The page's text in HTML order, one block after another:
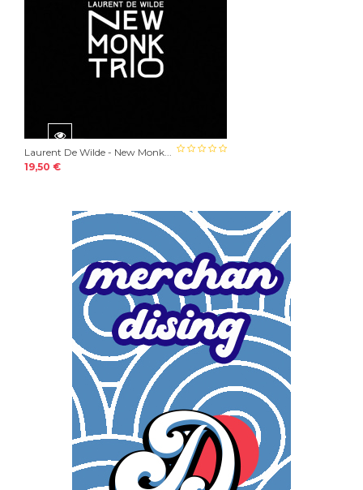
Laurent De Wilde - New Monk...
19,50 €